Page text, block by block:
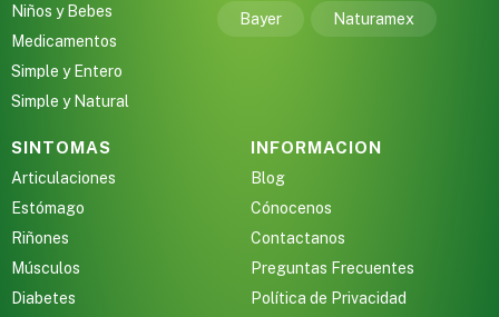
Niños y Bebes
Medicamentos
Simple y Entero
Simple y Natural
Bayer Naturamex
SINTOMAS
Articulaciones
Estómago
Riñones
Músculos
Diabetes
INFORMACION
Blog
Cónocenos
Contactanos
Preguntas Frecuentes
Política de Privacidad